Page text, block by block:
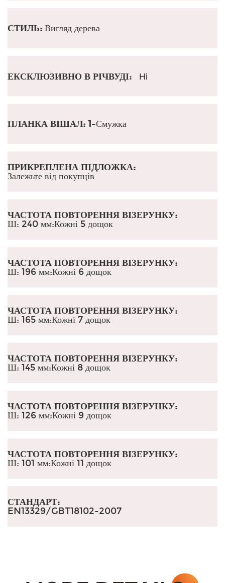
СТИЛЬ: Вигляд дерева
ЕКСКЛЮЗИВНО В РІЧВУДІ: Ні
ПЛАНКА ВІШАЛ: 1-Смужка
ПРИКРЕПЛЕНА ПІДЛОЖКА:
Залежьте від покупців
ЧАСТОТА ПОВТОРЕННЯ ВІЗЕРУНКУ:
Ш: 240 мм:Кожні 5 дощок
ЧАСТОТА ПОВТОРЕННЯ ВІЗЕРУНКУ:
Ш: 196 мм:Кожні 6 дощок
ЧАСТОТА ПОВТОРЕННЯ ВІЗЕРУНКУ:
Ш: 165 мм:Кожні 7 дощок
ЧАСТОТА ПОВТОРЕННЯ ВІЗЕРУНКУ:
Ш: 145 мм:Кожні 8 дощок
ЧАСТОТА ПОВТОРЕННЯ ВІЗЕРУНКУ:
Ш: 126 мм:Кожні 9 дощок
ЧАСТОТА ПОВТОРЕННЯ ВІЗЕРУНКУ:
Ш: 101 мм:Кожні 11 дощок
СТАНДАРТ:
EN13329/GBT18102-2007